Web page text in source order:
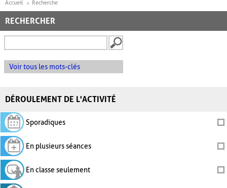
Accueil Recherche
RECHERCHER
Voir tous les mots-clés
DÉROULEMENT DE L'ACTIVITÉ
Sporadiques
En plusieurs séances
En classe seulement